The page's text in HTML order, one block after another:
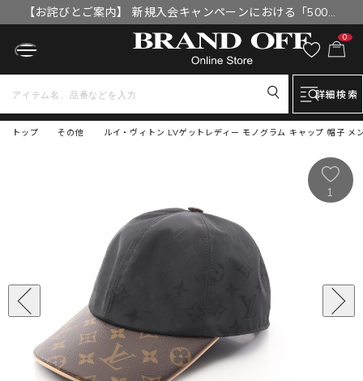
【お詫びとご案内】 新規入会キャンペーンにおける「500円
OFFクーポン」付与漏れと補填について
0
詳細検索
トップ ルイ・ヴィトン LVゲットレディー モノグラム キャップ 帽子
その他
1